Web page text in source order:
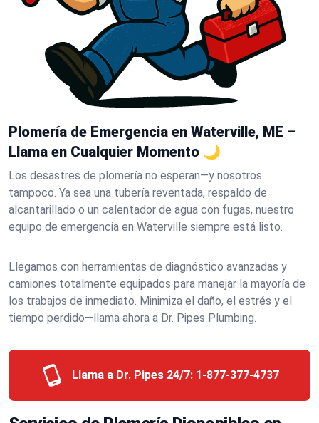
Plomería de Emergencia en Waterville, ME –
Llama en Cualquier Momento 🌙
Los desastres de plomería no esperan—y nosotros
tampoco. Ya sea una tubería reventada, respaldo de
alcantarillado o un calentador de agua con fugas, nuestro
equipo de emergencia en Waterville siempre está listo.
Llegamos con herramientas de diagnóstico avanzadas y
camiones totalmente equipados para manejar la mayoría de
los trabajos de inmediato. Minimiza el daño, el estrés y el
tiempo perdido—llama ahora a Dr. Pipes Plumbing.
Llama a Dr. Pipes 24/7: 1-877-377-4737